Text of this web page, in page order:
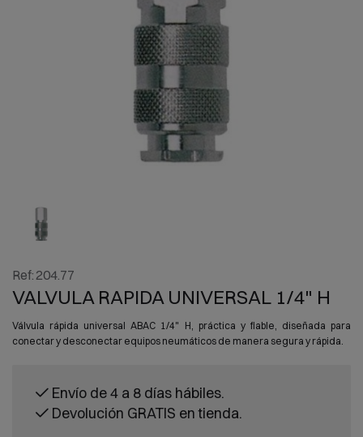
Ref:204.77
VALVULA RAPIDA UNIVERSAL 1/4" H
Válvula rápida universal ABAC 1/4" H, práctica y fiable, diseñada para
conectar y desconectar equipos neumáticos de manera segura y rápida.
Envío de 4 a 8 días hábiles.
Devolución GRATIS en tienda.